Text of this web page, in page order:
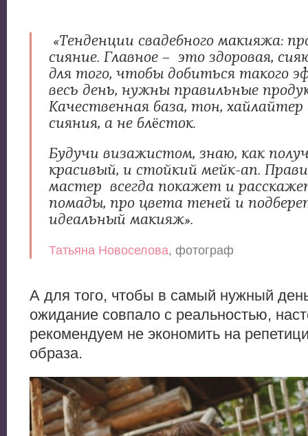
«Тенденции свадебного макияжа:
сияние. Главное – это здоровая,
для того, чтобы добиться такого
весь день, нужны правильные
Качественная база, тон,
сияния, а не блёсток.
Будучи визажистом, знаю, как
красивый, и стойкий мейк-ап.
мастер всегда покажет и
помады, про цвета теней и
идеальный макияж».
Татьяна Новоселова, фотограф
А для того, чтобы в самый нужный
ожидание совпало с реальностью,
рекомендуем не экономить на
образа.